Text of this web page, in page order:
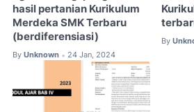
hasil pertanian Kurikulum
Merdeka SMK Terbaru
(berdiferensiasi)
By Unknown • 24 Jan, 2024
By